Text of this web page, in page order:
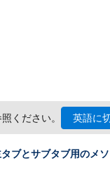
ください。 英語に
ブとサブタブ用のメ